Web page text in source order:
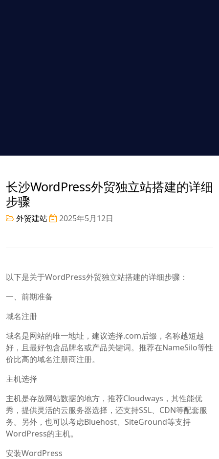
长沙WordPress外贸独立站搭建的详细
步骤
外贸建站 2025年5月12日
以下是关于WordPress外贸独立站搭建的详细步骤：
一、前期准备
域名注册
域名是网站的唯一地址，建议选择.com后缀，名称越短越
好，且最好包含品牌名或产品关键词。推荐在NameSilo等性
价比高的域名注册商注册。
主机选择
主机是存放网站数据的地方，推荐Cloudways，其性能优
秀，提供灵活的云服务器选择，还支持SSL、CDN等配套服
务。另外，也可以考虑Bluehost、SiteGround等支持
WordPress的主机。
安装WordPress